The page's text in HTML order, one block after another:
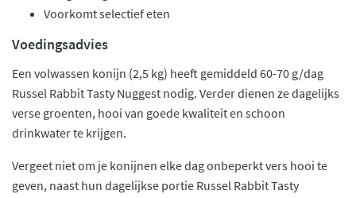
Voorkomt selectief eten
Voedingsadvies
Een volwassen konijn (2,5 kg) heeft gemiddeld 60-70 g/dag
Russel Rabbit Tasty Nuggest nodig. Verder dienen ze dagelijks
verse groenten, hooi van goede kwaliteit en schoon
drinkwater te krijgen.
Vergeet niet om je konijnen elke dag onbeperkt vers hooi te
geven, naast hun dagelijkse portie Russel Rabbit Tasty